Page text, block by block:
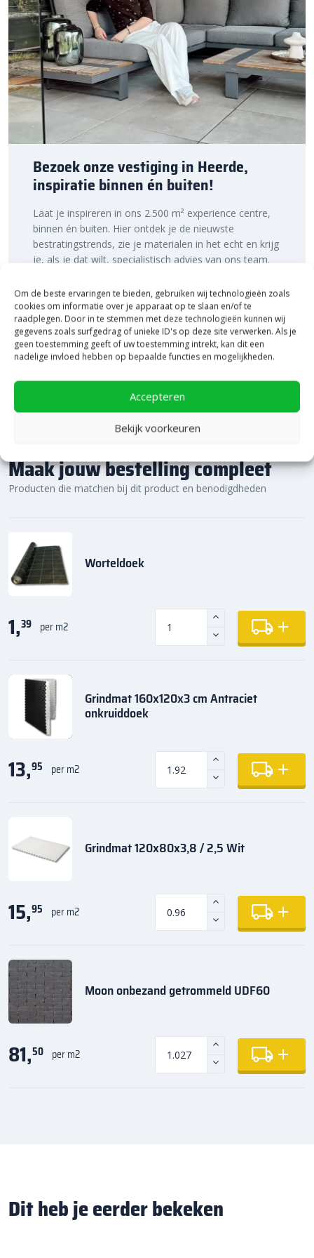
Om de beste ervaringen te bieden, gebruiken wij technologieën zoals
cookies om informatie over je apparaat op te slaan en/of te
raadplegen. Door in te stemmen met deze technologieën kunnen wij
gegevens zoals surfgedrag of unieke ID's op deze site verwerken. Als je
geen toestemming geeft of uw toestemming intrekt, kan dit een
nadelige invloed hebben op bepaalde functies en mogelijkheden.
Accepteren
Bekijk voorkeuren
Lees meer over hetverwerken van grind en split in ons
kenniscentrum.
Bestratingsmarkt.com: de beste prijs,
snelle levering
Bij Bestratingsmarkt.com ben je verzekerd van de beste prijs in
Nederland. Dankzij onze ruime voorraad en snelle levering kun je
ook nog eens snel aan de slag met jouw tuinproject, zodat je
Ontdek de hoogwaardige kwaliteit en voordelige prijs van
Castlegrind Beige 8-16 mm bigbag 1000 KG van Redsun bij
Bezoek onze vestiging in Heerde,
inspiratie binnen én buiten!
Laat je inspireren in ons 2.500 m² experience centre,
binnen én buiten. Hier ontdek je de nieuwste
bestratingstrends, zie je materialen in het echt en krijg
je, als je dat wilt, specialistisch advies van ons team.
binnen!
Bekijk Showpresentatie
Maak jouw bestelling compleet
Producten die matchen bij dit product en benodigdheden
Worteldoek
1,39 per m2
Grindmat 160x120x3 cm Antraciet
onkruiddoek
13,95 per m2
Grindmat 120x80x3,8 / 2,5 Wit
15,95 per m2
Moon onbezand getrommeld UDF60
81,50 per m2
Dit heb je eerder bekeken